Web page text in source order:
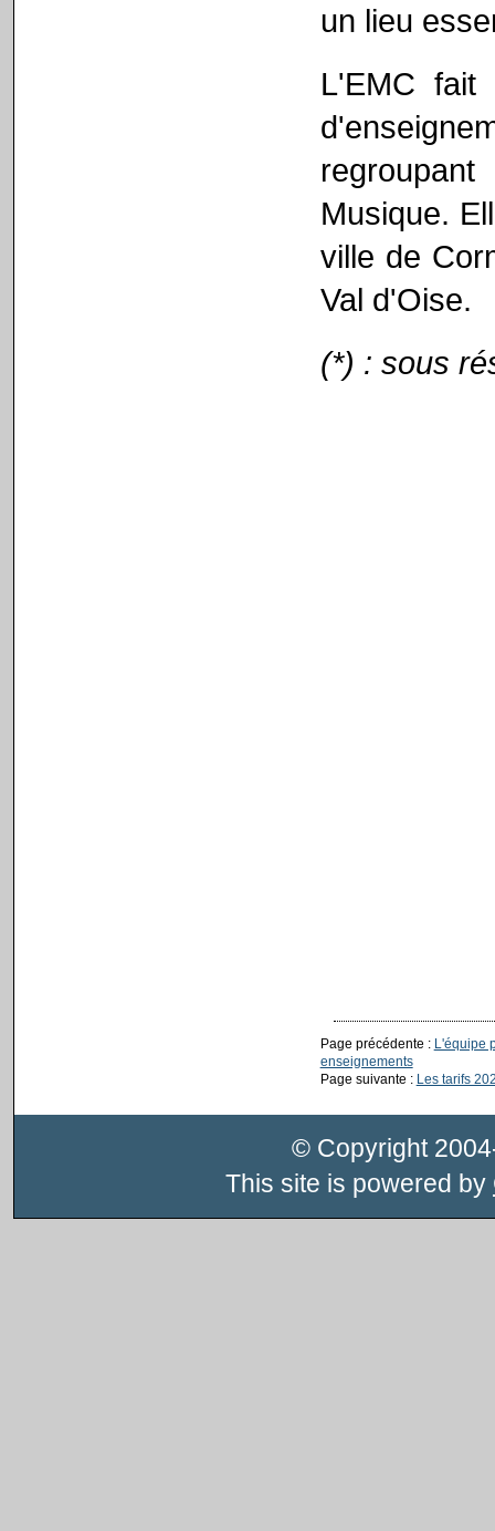
un lieu
L'EMC fait
Musique.
ville de
Val d'Oise.
(*) : sous
Page précédente : L'équipe
enseignements
Page suivante : Les tarifs
© Copyright
This site is powered by